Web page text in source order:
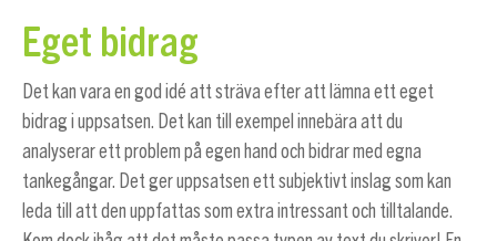
Eget bidrag
Det kan vara en god idé att sträva efter att lämna ett eget
bidrag i uppsatsen. Det kan till exempel innebära att du
analyserar ett problem på egen hand och bidrar med egna
tankegångar. Det ger uppsatsen ett subjektivt inslag som kan
leda till att den uppfattas som extra intressant och tilltalande.